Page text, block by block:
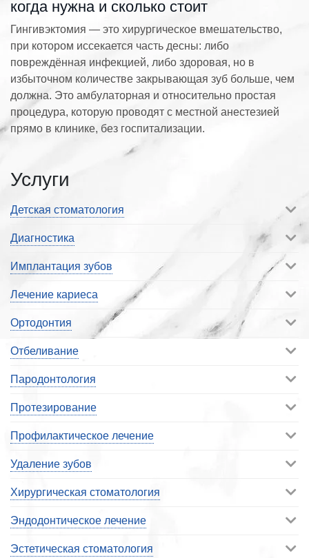
когда нужна и сколько стоит
Гингивэктомия — это хирургическое вмешательство,
при котором иссекается часть десны: либо
повреждённая инфекцией, либо здоровая, но в
избыточном количестве закрывающая зуб больше, чем
должна. Это амбулаторная и относительно простая
процедура, которую проводят с местной анестезией
прямо в клинике, без госпитализации.
Услуги
Детская стоматология
Диагностика
Имплантация зубов
Лечение кариеса
Ортодонтия
Отбеливание
Пародонтология
Протезирование
Профилактическое лечение
Удаление зубов
Хирургическая стоматология
Эндодонтическое лечение
Эстетическая стоматология